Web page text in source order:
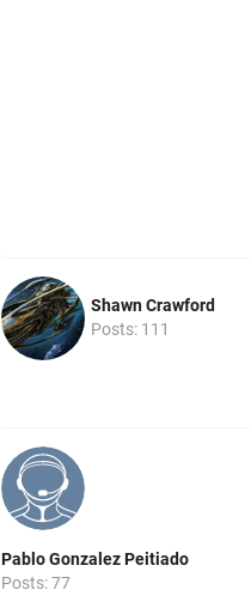
Shawn Crawford
Posts: 111
Pablo Gonzalez Peitiado
Posts: 77